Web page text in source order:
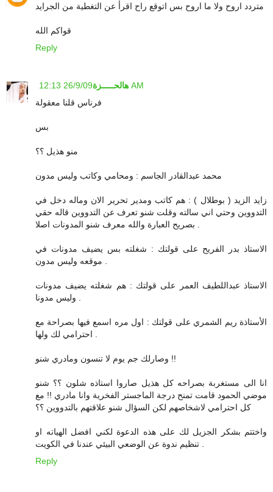
متردد اروح ولا ما اروح بس اتوقع راح اقرأ عن التغطية من الجرايد
قواكم الله
Reply
هالحـــــزة 26/9/09 12:13 AM
فرناس قلنا معقولة
بس
منو هذيل ؟؟
محمد عبدالقادر الجاسم : ومحامي وكاتب وليس مدون
زايد الزيد ( بوطلال ) : هم كاتب ومدير تحرير الان وماله دخل في
التدووين وحتي اني سالته وقلت شنو تعرف عن التدووين قاله حقي
الاستاذ بدر الفريح على قولتك : شغلته بس يضيف مدونات في
الاستاذ عبداللطيف العمر على قولتك : هم شغلته يضيف مدونات
الأستاذة ريم الشمري على قولتك : اول مره اسمع فيها بصراحة مع
وصارلك جم يوم لا تنسون ومادري شنو !!
انا الى مستغربة بصراحه كل هذيل صاروا استاذه شلون ؟؟ شنو
موضي الحمود قامت تمنح درجة الماجستر الفخرية وانا مادري !! مع
كل احترامي لاشخاصهم لكن السؤال شنو علاقتهم بالتدووين ؟؟
واختتم بشكر الجزيل لك على هذه الدعوة لكني افضل الهياته او
Reply